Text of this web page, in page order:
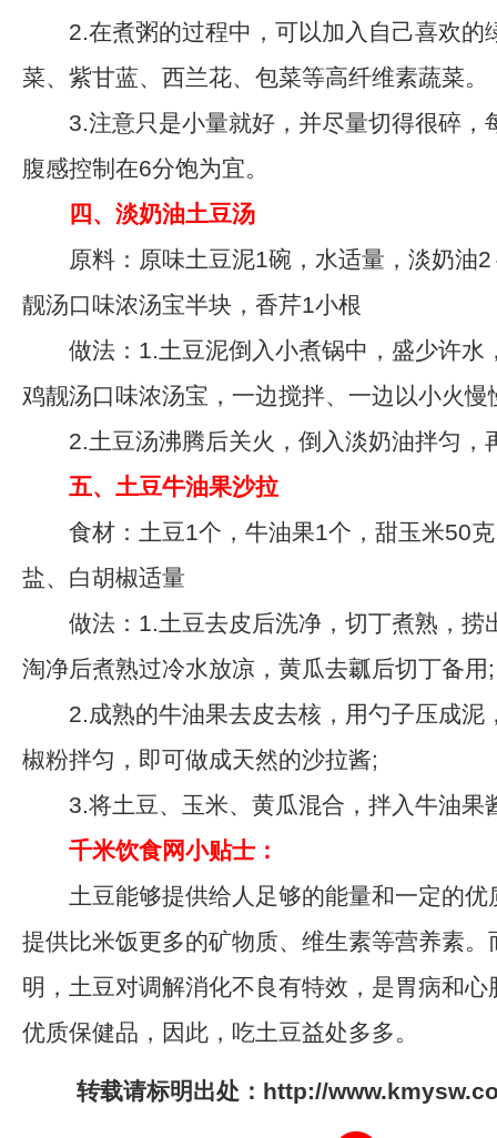
2.在煮粥的过程中，可以加入自己喜欢的
菜、紫甘蓝、西兰花、包菜等高纤维素蔬菜。
3.注意只是小量就好，并尽量切得很碎，
腹感控制在6分饱为宜。
四、淡奶油土豆汤
原料：原味土豆泥1碗，水适量，淡奶油2
靓汤口味浓汤宝半块，香芹1小根
做法：1.土豆泥倒入小煮锅中，盛少许水
鸡靓汤口味浓汤宝，一边搅拌、一边以小火慢
2.土豆汤沸腾后关火，倒入淡奶油拌匀，
五、土豆牛油果沙拉
食材：土豆1个，牛油果1个，甜玉米50克
盐、白胡椒适量
做法：1.土豆去皮后洗净，切丁煮熟，捞
淘净后煮熟过冷水放凉，黄瓜去瓤后切丁备用;
2.成熟的牛油果去皮去核，用勺子压成泥
椒粉拌匀，即可做成天然的沙拉酱;
3.将土豆、玉米、黄瓜混合，拌入牛油果
千米饮食网小贴士：
土豆能够提供给人足够的能量和一定的优
提供比米饭更多的矿物质、维生素等营养素。
明，土豆对调解消化不良有特效，是胃病和
优质保健品，因此，吃土豆益处多多。
转载请标明出处：http://